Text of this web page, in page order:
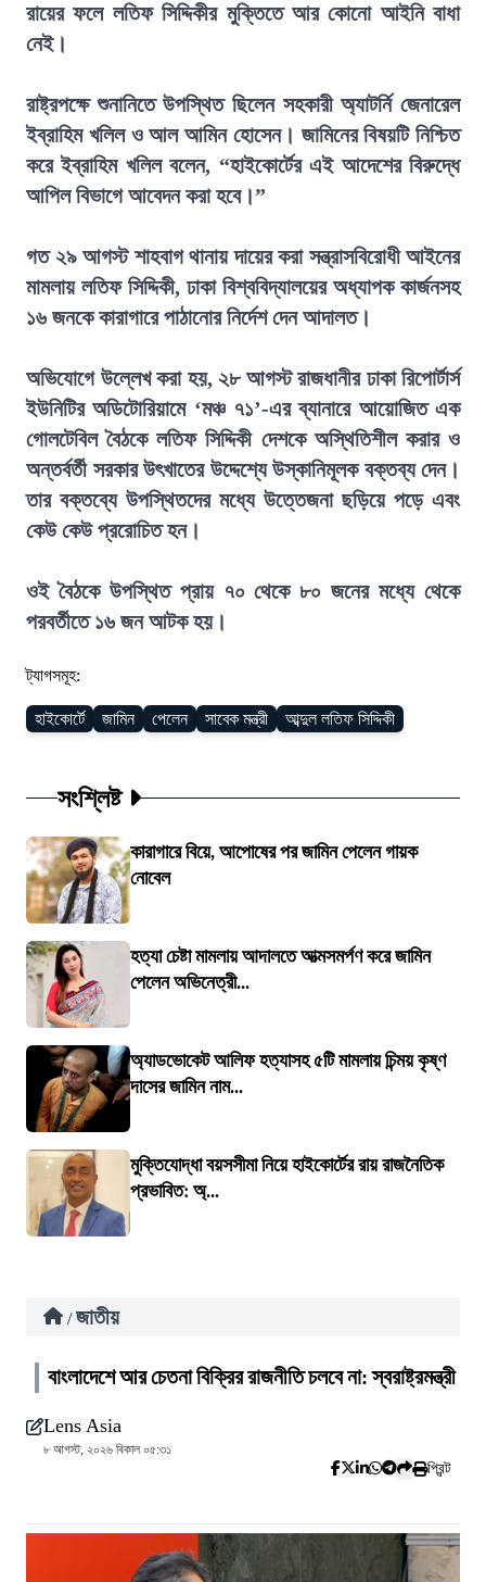
রায়ের ফলে লতিফ সিদ্দিকীর মুক্তিতে আর কোনো আইনি বাধা
নেই।
রাষ্ট্রপক্ষে শুনানিতে উপস্থিত ছিলেন সহকারী অ্যাটর্নি জেনারেল
ইব্রাহিম খলিল ও আল আমিন হোসেন। জামিনের বিষয়টি নিশ্চিত
করে ইব্রাহিম খলিল বলেন, “হাইকোর্টের এই আদেশের বিরুদ্ধে
আপিল বিভাগে আবেদন করা হবে।”
গত ২৯ আগস্ট শাহবাগ থানায় দায়ের করা সন্ত্রাসবিরোধী আইনের
মামলায় লতিফ সিদ্দিকী, ঢাকা বিশ্ববিদ্যালয়ের অধ্যাপক কার্জনসহ
১৬ জনকে কারাগারে পাঠানোর নির্দেশ দেন আদালত।
অভিযোগে উল্লেখ করা হয়, ২৮ আগস্ট রাজধানীর ঢাকা রিপোর্টার্স
ইউনিটির অডিটোরিয়ামে ‘মঞ্চ ৭১’-এর ব্যানারে আয়োজিত এক
গোলটেবিল বৈঠকে লতিফ সিদ্দিকী দেশকে অস্থিতিশীল করার ও
অন্তর্বর্তী সরকার উৎখাতের উদ্দেশ্যে উস্কানিমূলক বক্তব্য দেন।
তার বক্তব্যে উপস্থিতদের মধ্যে উত্তেজনা ছড়িয়ে পড়ে এবং
কেউ কেউ প্ররোচিত হন।
ওই বৈঠকে উপস্থিত প্রায় ৭০ থেকে ৮০ জনের মধ্যে থেকে
পরবর্তীতে ১৬ জন আটক হয়।
ট্যাগসমূহ:
হাইকোর্টে জামিন পেলেন সাবেক মন্ত্রী আব্দুল লতিফ সিদ্দিকী
সংশ্লিষ্ট
কারাগারে বিয়ে, আপোষের পর জামিন পেলেন গায়ক
নোবেল
হত্যা চেষ্টা মামলায় আদালতে আত্মসমর্পণ করে জামিন
পেলেন অভিনেত্রী...
অ্যাডভোকেট আলিফ হত্যাসহ ৫টি মামলায় চিন্ময় কৃষ্ণ
দাসের জামিন নাম...
মুক্তিযোদ্ধা বয়সসীমা নিয়ে হাইকোর্টের রায় রাজনৈতিক
প্রভাবিত: অ্...
/ জাতীয়
বাংলাদেশে আর চেতনা বিক্রির রাজনীতি চলবে না: স্বরাষ্ট্রমন্ত্রী
Lens Asia
৮ আগস্ট, ২০২৬ বিকাল ০৫:৩১
প্রিন্ট